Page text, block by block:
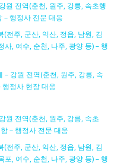
원 전역(춘천, 원주, 강릉, 속초행
– 행정사 전문 대응
(전주, 군산, 익산, 정읍, 남원, 김
사, 여수, 순천, 나주, 광양 등) – 행
– 강원 전역(춘천, 원주, 강릉, 속
행정사 현장 대응
원 전역(춘천, 원주, 강릉, 속초
– 행정사 전문 대응
(전주, 군산, 익산, 정읍, 남원, 김
포, 여수, 순천, 나주, 광양 등) – 행